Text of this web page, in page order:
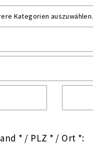
Kategorien auszuwählen.
* / PLZ * / Ort *: